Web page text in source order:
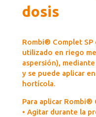
dosis
Rombi® Complet SP
utilizado en riego
aspersión),
y se puede aplicar
hortícola.
Para aplicar Rombi®
• Agitar durante la